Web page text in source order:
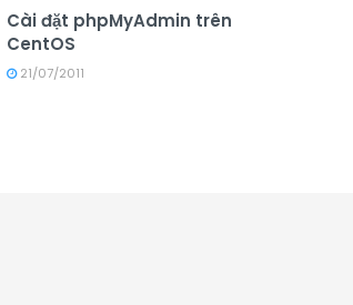
Cài đặt phpMyAdmin trên
CentOS
21/07/2011